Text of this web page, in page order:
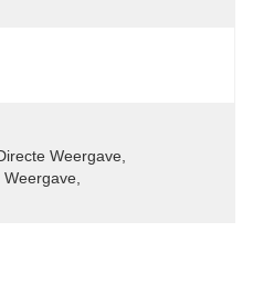
Weergave
Weergave